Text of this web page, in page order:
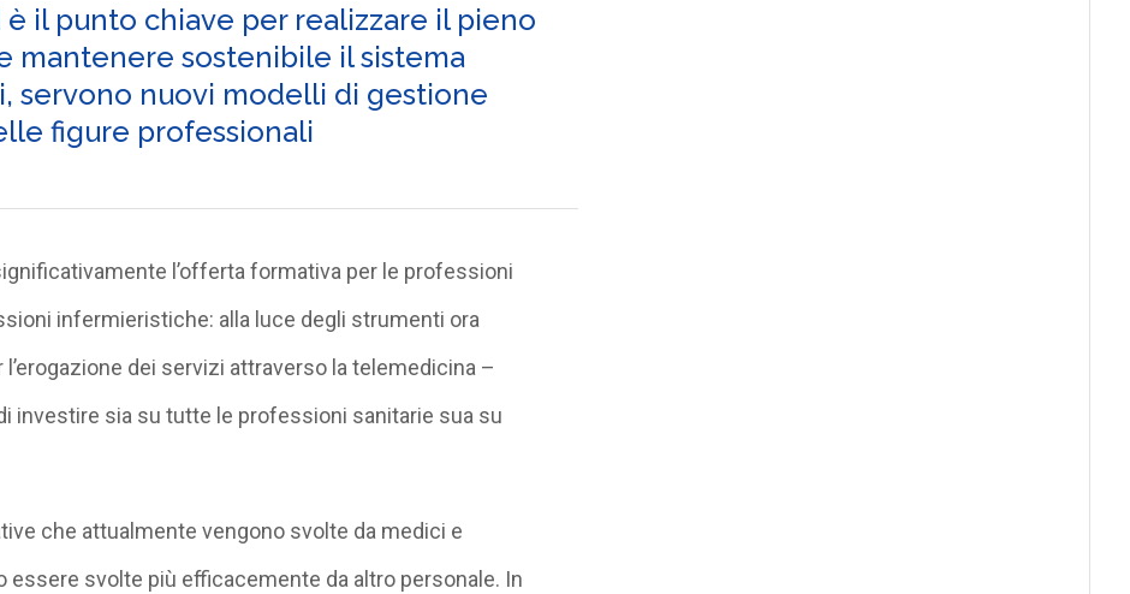
il punto chiave per realizzare il pieno
mantenere sostenibile il sistema
servono nuovi modelli di gestione
figure professionali
l’offerta formativa per le professioni
infermieristiche: alla luce degli strumenti ora
dei servizi attraverso la telemedicina –
investire sia su tutte le professioni sanitarie sua su
che attualmente vengono svolte da medici e
essere svolte più efficacemente da altro personale. In